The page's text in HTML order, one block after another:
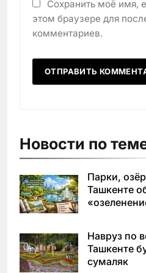
Сохранить моё имя,
этом браузере для
комментариев.
Новости по
Парки,
Ташкенте
Навруз по
Ташкенте
сумаляк